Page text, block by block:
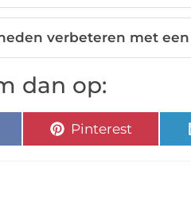
verbeteren met
dan op:
Pinterest